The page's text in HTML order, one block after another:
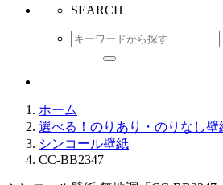
SEARCH
ホーム
選べる！のりあり・のりなし壁
シンコール壁紙
CC-BB2347